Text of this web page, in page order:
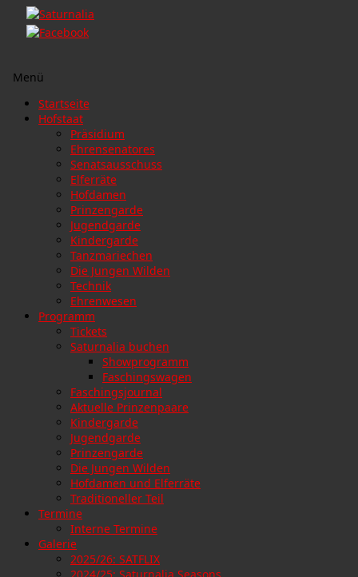
Menü
Zum
Inhalt
Startseite
Hofstaat
Präsidium
Ehrensenatores
Senatsausschuss
Elferräte
Hofdamen
Prinzengarde
Jugendgarde
Kindergarde
Tanzmariechen
Die Jungen Wilden
Technik
Ehrenwesen
Programm
Tickets
Saturnalia buchen
Showprogramm
Faschingswagen
Faschingsjournal
Aktuelle Prinzenpaare
Kindergarde
Jugendgarde
Prinzengarde
Die Jungen Wilden
Hofdamen und Elferräte
Traditioneller Teil
Termine
Interne Termine
Galerie
2025/26: SATFLIX